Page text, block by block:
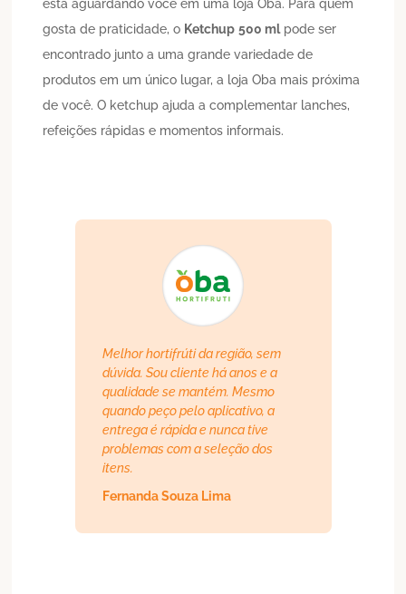
está aguardando você em uma loja Oba. Para quem
gosta de praticidade, o Ketchup 500 mlpode ser
encontrado junto a uma grande variedade de
produtos em um único lugar, a loja Oba mais próxima
de você. O ketchup ajuda a complementar lanches,
refeições rápidas e momentos informais.
Melhor hortifrúti da região, sem
dúvida. Sou cliente há anos e a
qualidade se mantém. Mesmo
quando peço pelo aplicativo, a
entrega é rápida e nunca tive
problemas com a seleção dos
itens.
Fernanda Souza Lima